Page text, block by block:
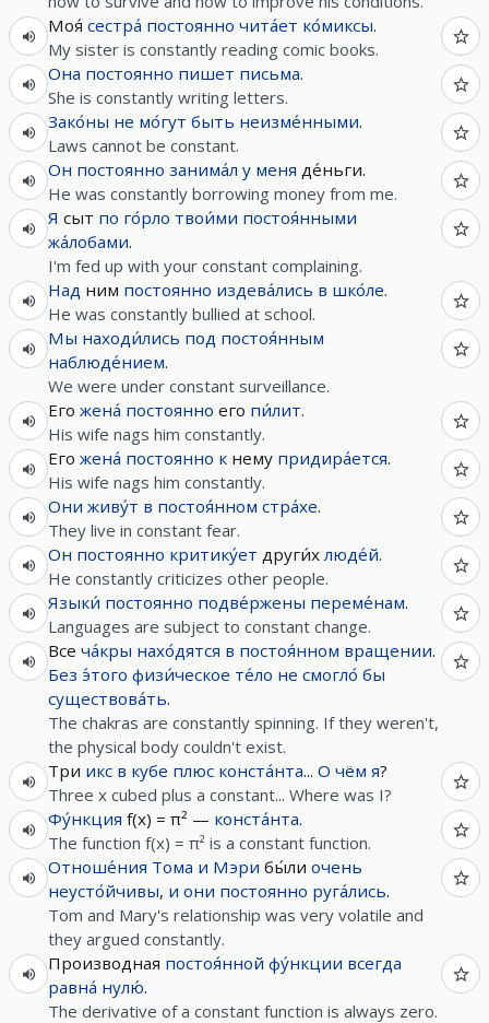
Моя́ сестра́ постоянно чита́ет ко́миксы.
My sister is constantly reading comic books.
Она постоянно пишет письма.
She is constantly writing letters.
Зако́ны не мо́гут быть неизме́нными.
Laws cannot be constant.
Он постоянно занима́л у меня де́ньги.
He was constantly borrowing money from me.
Я сыт по го́рло твои́ми постоя́нными
жа́лобами.
I'm fed up with your constant complaining.
Над ним постоянно издева́лись в шко́ле.
He was constantly bullied at school.
Мы находи́лись под постоя́нным
наблюде́нием.
We were under constant surveillance.
Его жена́ постоянно его пи́лит.
His wife nags him constantly.
Его жена́ постоянно к нему придира́ется.
His wife nags him constantly.
Они живу́т в постоя́нном стра́хе.
They live in constant fear.
Он постоянно критику́ет други́хлюде́й.
He constantly criticizes other people.
Языки́ постоянно подве́ржены переме́нам.
Languages are subject to constant change.
Все ча́кры нахо́дятся в постоя́нном вращении.
Без э́того физи́ческое те́ло не смогло́ бы
существова́ть.
The chakras are constantly spinning. If they weren't,
the physical body couldn't exist.
Три икс в кубе плюс конста́нта... О чём я?
Three x cubed plus a constant... Where was I?
Фу́нкция f(x) = π² — конста́нта.
The function f(x) = π² is a constant function.
Отноше́ния Тома и Мэри бы́ли очень
неусто́йчивы, и они постоянно руга́лись.
Tom and Mary's relationship was very volatile and
they argued constantly.
Производная постоя́нной фу́нкции всегда
равна́ нулю́.
The derivative of a constant function is always zero.